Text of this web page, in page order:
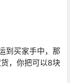
到买家手中，那
，你把可以8块